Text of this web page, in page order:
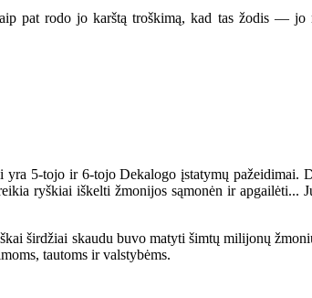
pat rodo jo karštą troškimą, kad tas žodis — jo
5-tojo ir 6-tojo Dekalogo įstatymų pažeidimai.
ryškiai iškelti žmonijos sąmonėn ir apgailėti...
širdžiai skaudu buvo matyti šimtų milijonų
tautoms ir valstybėms.